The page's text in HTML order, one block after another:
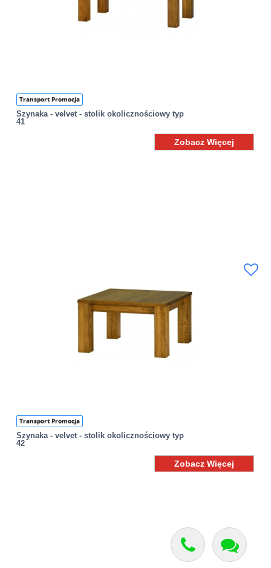
Transport Promocja
Szynaka - velvet - stolik okolicznościowy typ
41
Zobacz Więcej
Transport Promocja
Szynaka - velvet - stolik okolicznościowy typ
42
Zobacz Więcej